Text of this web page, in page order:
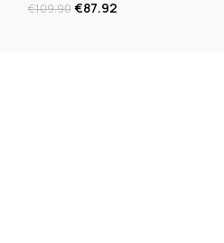
€109.90 €87.92